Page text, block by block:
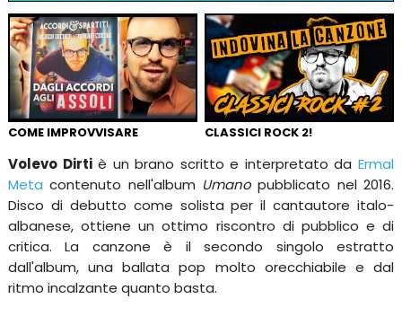
COME IMPROVVISARE CLASSICI ROCK 2!
Volevo Dirtiè un brano scritto e interpretato daErmal
Meta contenuto nell'album Umanopubblicato nel 2016.
Disco di debutto come solista per il cantautore italo-
albanese, ottiene un ottimo riscontro di pubblico e di
critica. La canzone è il secondo singolo estratto
dall'album, una ballata pop molto orecchiabile e dal
ritmo incalzante quanto basta.